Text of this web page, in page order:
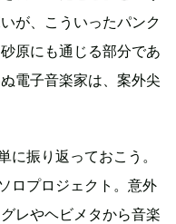
が、こういったパンク
原にも通じる部分であ
電子音楽家は、案外尖
振り返っておこう。
ロプロジェクト。意外
レやヘビメタから音楽